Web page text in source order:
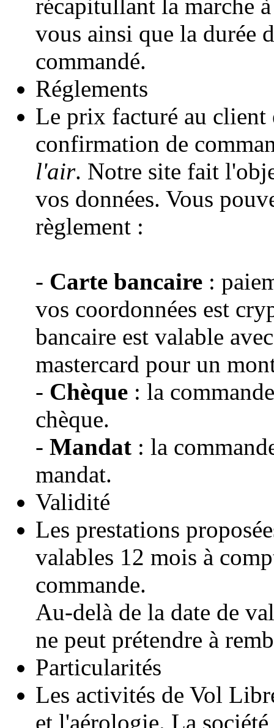
récapitullant la marche
vous ainsi que la durée
commandé.
Réglements
Le prix facturé au
confirmation de
l'air. Notre site fait
vos données. Vous
règlement :
- Carte bancaire :
vos coordonnées est
bancaire est valable
mastercard pour un
- Chèque : la
chèque.
- Mandat : la
mandat.
Validité
Les prestations
valables 12 mois à
commande.
Au-delà de la date de
ne peut prétendre à
Particularités
Les activités de Vol
et l'aérologie. La société